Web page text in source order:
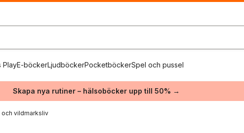
PlayE-böckerLjudböckerPocketböckerSpel och pussel
Skapa nya rutiner – hälsoböcker upp till 50% →
och vildmarksliv